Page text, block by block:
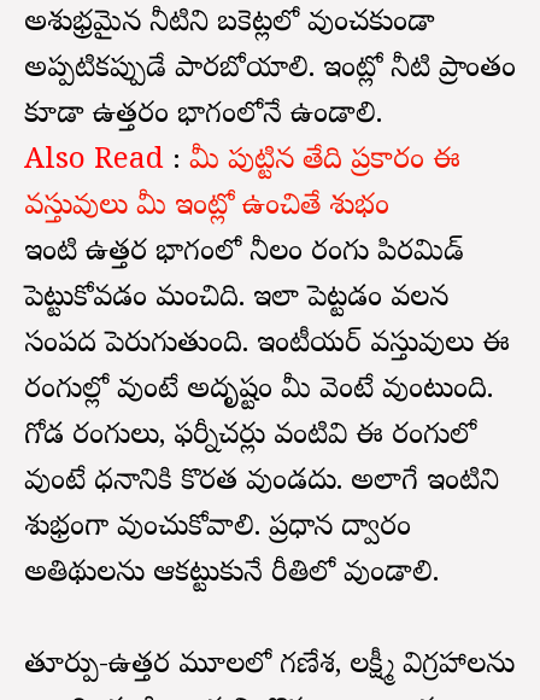
అశుభ్రమైన నీటిని బకెట్లలో వుంచకుండా
అప్పటికప్పుడే పారబోయాలి. ఇంట్లో నీటి ప్రాంతం
కూడా ఉత్తరం భాగంలోనే ఉండాలి.
Also Read : మీ పుట్టిన తేది ప్రకారం ఈ
వస్తువులు మీ ఇంట్లో ఉంచితే శుభం
ఇంటి ఉత్తర భాగంలో నీలం రంగు పిరమిడ్
పెట్టుకోవడం మంచిది. ఇలా పెట్టడం వలన
సంపద పెరుగుతుంది. ఇంటీరియర్ వస్తువులు ఈ
రంగుల్లో వుంటే అదృష్టం మీ వెంటే వుంటుంది.
గోడ రంగులు, ఫర్నీచర్లు వంటివి ఈ రంగులో
వుంటే ధనానికి కొరత వుండదు. అలాగే ఇంటిని
శుభ్రంగా వుంచుకోవాలి. ప్రధాన ద్వారం
అతిథులను ఆకట్టుకునే రీతిలో వుండాలి.
తూర్పు-ఉత్తర మూలలో గణేశ, లక్ష్మీ విగ్రహాలను